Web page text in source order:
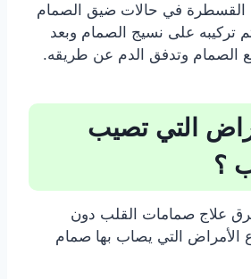
القسطرة في حالات ضيق الصمام
تركيبه على نسيج الصمام وبعد
الصمام وتدفق الدم عن طريقه.
التي تصيب
؟
علاج صمامات القلب دون
الأمراض التي يصاب بها صمام